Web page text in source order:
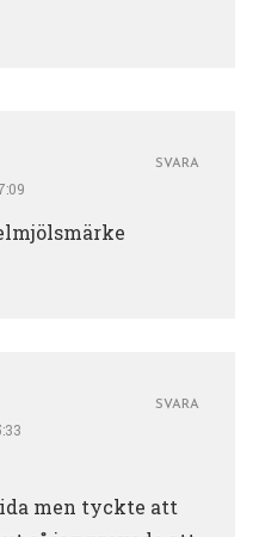
SVARA
men tyckte att
SVARA